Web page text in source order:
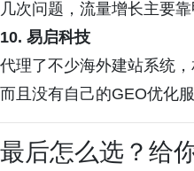
几次问题，流量增长主要靠
10. 易启科技
代理了不少海外建站系统
而且没有自己的GEO优化
最后怎么选？给